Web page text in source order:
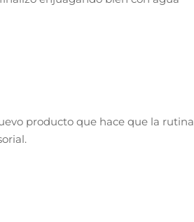
producto que hace que la rutina